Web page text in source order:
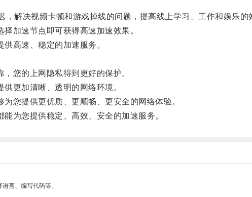
决视频卡顿和游戏掉线的问题，提高线上学习、工作和娱乐的
加速节点即可获得高速加速效果。
高速、稳定的加速服务。
您的上网隐私得到更好的保护。
更加清晰、透明的网络环境。
您提供更优质、更顺畅、更安全的网络体验。
为您提供稳定、高效、安全的加速服务。
言、编写代码等。